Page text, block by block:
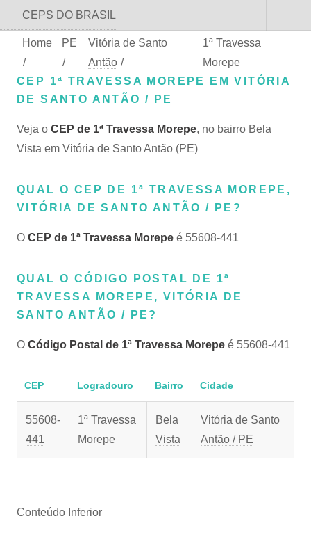
CEPS DO BRASIL
Home
/
PE
/
Vitória de Santo
Antão /
1ª Travessa
Morepe
CEP 1ª TRAVESSA MOREPE EM VITÓRIA
DE SANTO ANTÃO / PE
Veja o CEP de 1ª Travessa Morepe, no bairro Bela
Vista em Vitória de Santo Antão (PE)
QUAL O CEP DE 1ª TRAVESSA MOREPE,
VITÓRIA DE SANTO ANTÃO / PE?
O CEP de 1ª Travessa Morepe é 55608-441
QUAL O CÓDIGO POSTAL DE 1ª
TRAVESSA MOREPE, VITÓRIA DE
SANTO ANTÃO / PE?
O Código Postal de 1ª Travessa Morepe é 55608-441
CEP Logradouro Bairro Cidade
55608-
441
1ª Travessa
Morepe
Bela
Vista
Vitória de Santo
Antão / PE
Conteúdo Inferior